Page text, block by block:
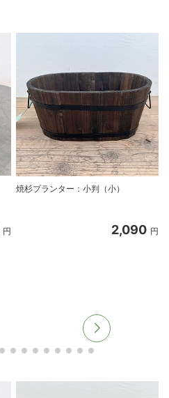
円
焼杉プランター：小判（小）
2,090 円